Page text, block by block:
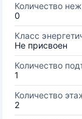
Количество
0
Класс
Не присвоен
Количество
1
Количество
2